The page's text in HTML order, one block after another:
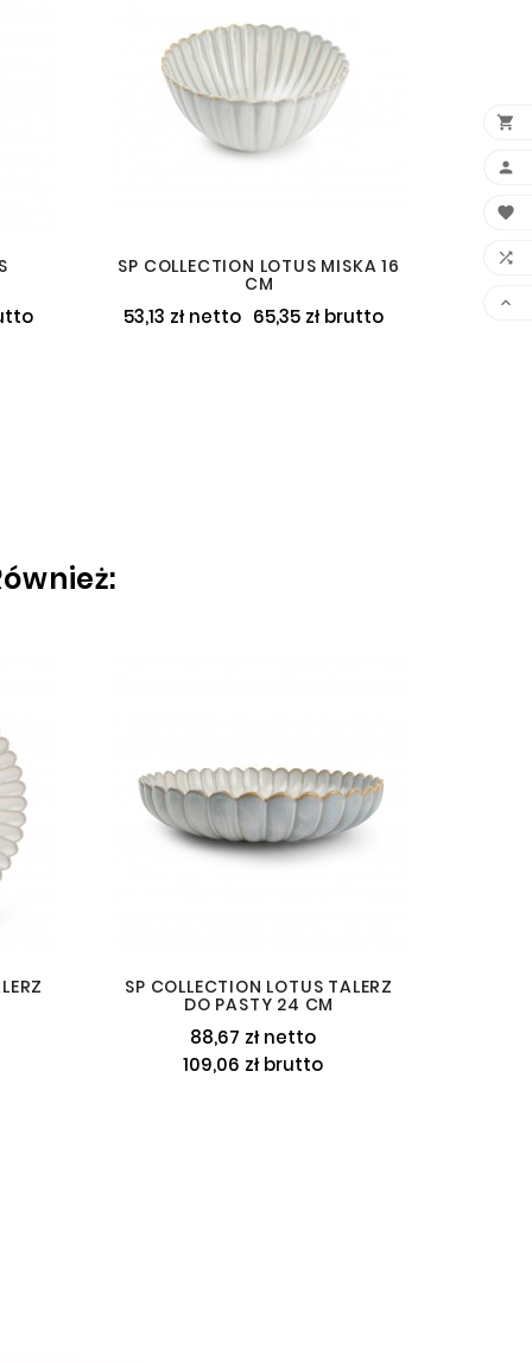
SP COLLECTION LOTUS MISKA 16
CM
53,13 zł netto 65,35 zł brutto
SP COLLECTION LOTUS TALERZ
DO PASTY 24 CM
88,67 zł netto
109,06 zł brutto




